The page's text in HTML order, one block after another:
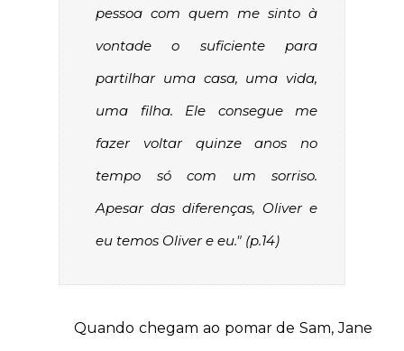
pessoa com quem me sinto à
vontade o suficiente para
partilhar uma casa, uma vida,
uma filha. Ele consegue me
fazer voltar quinze anos no
tempo só com um sorriso.
Apesar das diferenças, Oliver e
eu temos Oliver e eu." (p.14)
Quando chegam ao pomar de Sam, Jane